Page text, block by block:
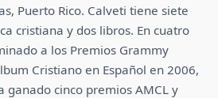
Puerto Rico. Calveti tiene siete
cristiana y dos libros.​ En cuatro
a los Premios Grammy
Cristiano en Español en 2006,
ganado cinco premios AMCL y